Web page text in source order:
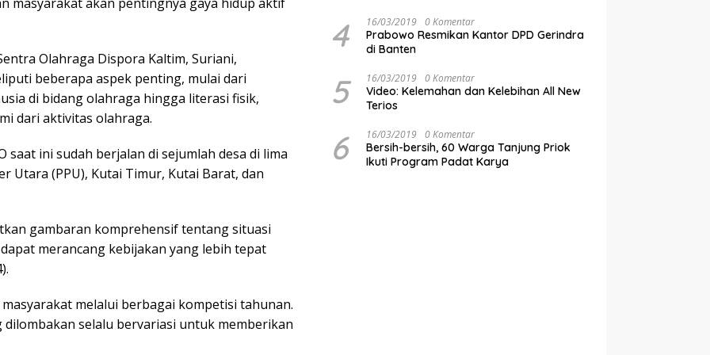
Olahraga Dispora Kaltim, Suriani,
beberapa aspek penting, mulai dari
di bidang olahraga hingga literasi fisik,
dari aktivitas olahraga.
saat ini sudah berjalan di sejumlah desa di lima
Utara (PPU), Kutai Timur, Kutai Barat, dan
gambaran komprehensif tentang situasi
merancang kebijakan yang lebih tepat
melalui berbagai kompetisi tahunan.
selalu bervariasi untuk memberikan
4 16/03/2019 0 Komentar
Prabowo Resmikan Kantor DPD Gerindra
di Banten
5 16/03/2019 0 Komentar
Video: Kelemahan dan Kelebihan All New
Terios
6 16/03/2019 0 Komentar
Bersih-bersih, 60 Warga Tanjung Priok
Ikuti Program Padat Karya